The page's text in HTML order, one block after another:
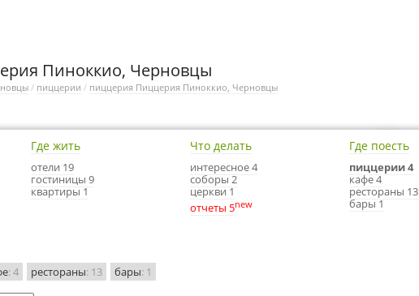
Пиноккио, Черновцы
/ пиццерии / пиццерия Пиццерия Пиноккио, Черновцы
Где жить
отели 19
гостиницы 9
квартиры 1
Что делать
интересное 4
соборы 2
церкви 1
отчеты 5new
Где поесть
пиццерии 4
кафе 4
рестораны 13
бары 1
: 4 рестораны: 13 бары: 1